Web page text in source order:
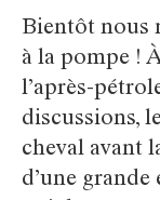
Bientôt nous
à la pompe !
l’après-
discussions,
cheval avant
d’une